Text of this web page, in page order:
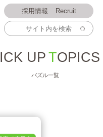
採用情報 Recruit
PICK UP TOPICS
パズル一覧